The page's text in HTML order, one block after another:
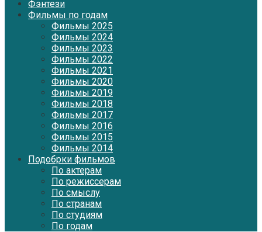
Фэнтези
Фильмы по годам
Фильмы 2025
Фильмы 2024
Фильмы 2023
Фильмы 2022
Фильмы 2021
Фильмы 2020
Фильмы 2019
Фильмы 2018
Фильмы 2017
Фильмы 2016
Фильмы 2015
Фильмы 2014
Подобрки фильмов
По актерам
По режиссерам
По смыслу
По странам
По студиям
По годам